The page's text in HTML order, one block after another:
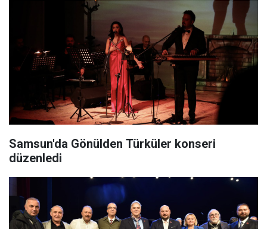
Samsun'da Gönülden Türküler konseri
düzenledi